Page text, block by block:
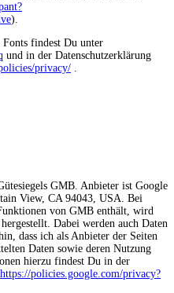
).
findest Du unter
und in der Datenschutzerklärung
privacy/
GMB. Anbieter ist Google
View, CA 94043, USA. Bei
von GMB enthält, wird
Dabei werden auch Daten
dass ich als Anbieter der Seiten
Daten sowie deren Nutzung
hierzu findest Du in der
https://policies.google.com/privacy?